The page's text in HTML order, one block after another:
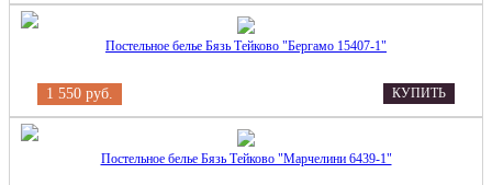
Постельное белье Бязь Тейково "Бергамо 15407-1"
1 550 руб. КУПИТЬ
Постельное белье Бязь Тейково "Марчелини 6439-1"